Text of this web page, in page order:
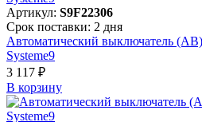
Артикул: S9F22306
Срок поставки: 2 дня
Автоматический выключатель
Systeme9
3 117 ₽
В корзинy